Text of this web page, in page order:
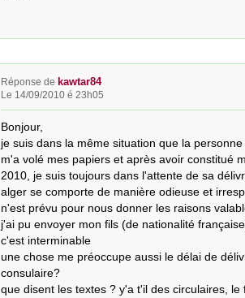
Réponse de kawtar84
Le 14/09/2010 é 23h05
Bonjour,
je suis dans la même situation que la
m'a volé mes papiers et après avoir constitué
2010, je suis toujours dans l'attente de sa
alger se comporte de manière odieuse et
n'est prévu pour nous donner les raisons
j'ai pu envoyer mon fils (de nationalité
c'est interminable
une chose me préoccupe aussi le délai de
consulaire?
que disent les textes ? y'a t'il des circulaires,